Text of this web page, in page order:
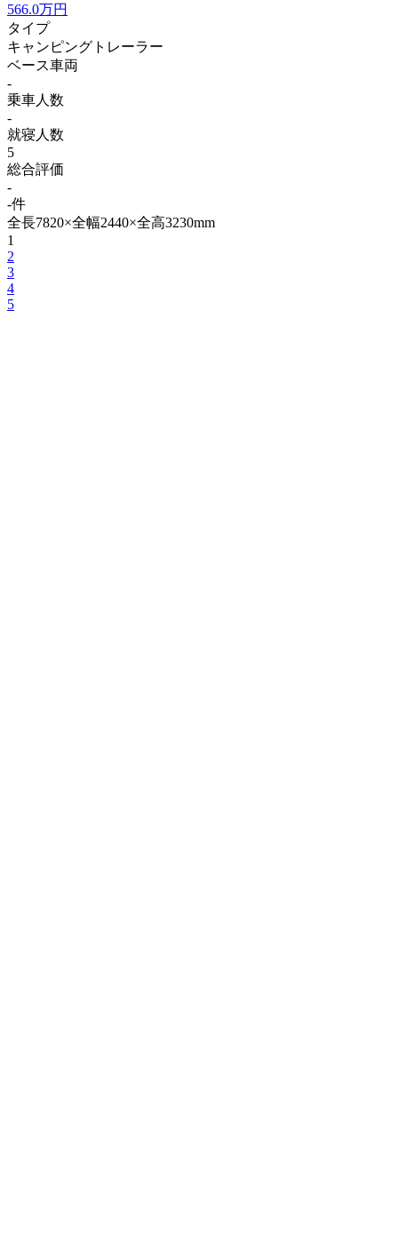
566.0万円
タイプ
キャンピングトレーラー
ベース車両
-
乗車人数
-
就寝人数
5
総合評価
-
-件
全長7820×全幅2440×全高3230mm
1
2
3
4
5